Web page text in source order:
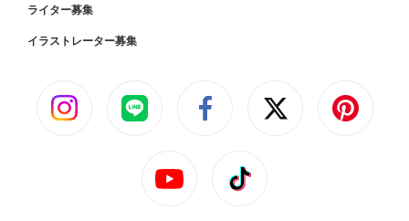
ライター募集
イラストレーター募集